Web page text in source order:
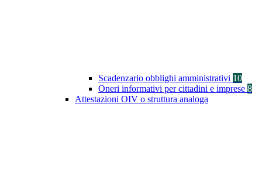
Scadenzario obblighi amministrativi 10
Oneri informativi per cittadini e imprese 8
Attestazioni OIV o struttura analoga